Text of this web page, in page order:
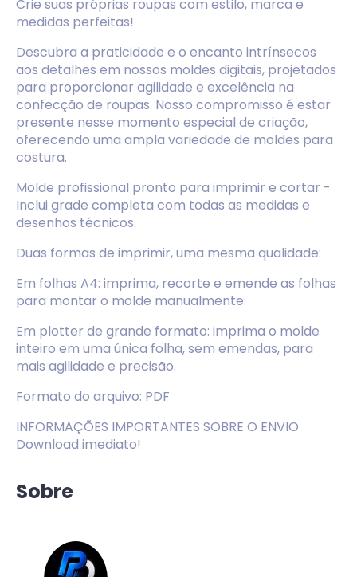
Crie suas próprias roupas com estilo, marca e
medidas perfeitas!
Descubra a praticidade e o encanto intrínsecos
aos detalhes em nossos moldes digitais, projetados
para proporcionar agilidade e excelência na
confecção de roupas. Nosso compromisso é estar
presente nesse momento especial de criação,
oferecendo uma ampla variedade de moldes para
costura.
Molde profissional pronto para imprimir e cortar -
Inclui grade completa com todas as medidas e
desenhos técnicos.
Duas formas de imprimir, uma mesma qualidade:
Em folhas A4: imprima, recorte e emende as folhas
para montar o molde manualmente.
Em plotter de grande formato: imprima o molde
inteiro em uma única folha, sem emendas, para
mais agilidade e precisão.
Formato do arquivo: PDF
INFORMAÇÕES IMPORTANTES SOBRE O ENVIO
Download imediato!
Sobre